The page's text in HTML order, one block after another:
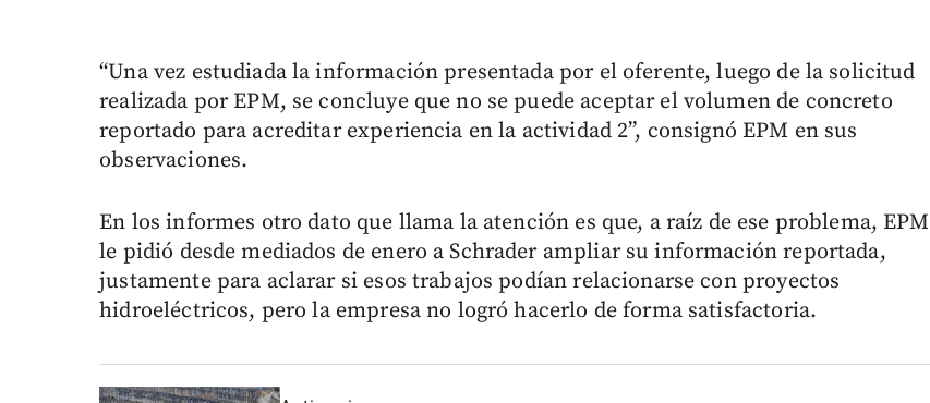
“Una vez estudiada la información presentada por el oferente, luego de la solicitud
realizada por EPM, se concluye que no se puede aceptar el volumen de concreto
reportado para acreditar experiencia en la actividad 2”, consignó EPM en sus
observaciones.
En los informes otro dato que llama la atención es que, a raíz de ese problema, EPM
le pidió desde mediados de enero a Schrader ampliar su información reportada,
justamente para aclarar si esos trabajos podían relacionarse con proyectos
hidroeléctricos, pero la empresa no logró hacerlo de forma satisfactoria.